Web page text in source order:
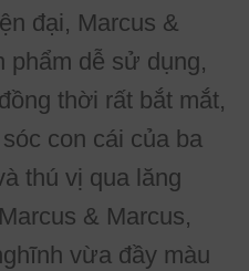
đại, Marcus &
phẩm dễ sử dụng,
thời rất bắt mắt,
con cái của ba
thú vị qua lăng
& Marcus,
vừa đầy màu